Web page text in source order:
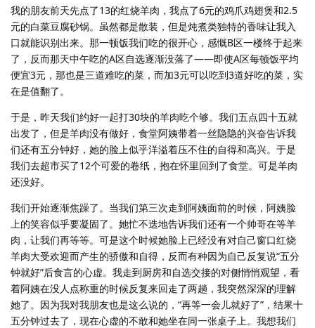
我的朋友前天先点了13的红烧羊肉，我点了6元的鸡爪鸡翅煲和2.5
元的白菜豆腐砂锅。虽然都是散装，但是炖煮类独特的香味让我入
口就能识别出来。那一顿饭我们吃的很开心，感慨B区一楼终于起来
了，反而那天中午吃的A区自选逐渐没落了——即使A区每顿饭平均
便宜3元，那也是三道难吃的菜，而加3元可以吃到3道好吃的菜，实
在是值翻了。
于是，昨天我们约好一起打30块的羊肉吃个够。我们五点四十五就
出发了，但是羊肉没有做好，食堂阿姨带着一丝隐隐的兴奋告诉我
们还有五分钟好，她的脸上似乎洋溢着压不住的自得和高兴。于是
我们去超市买了12个可爱的卷纸，抱在怀里回到了食堂。可是羊肉
还没好。
我们开始逐渐焦躁了。当我们第三次走到阿姨面前的时候，阿姨脸
上的笑容似乎要凝固了。她忙不迭地告诉我们还有一个帅哥在等羊
肉，让我们再等等。可是这个时候她脸上已经没有对自己窗口红烧
羊肉大受欢迎而产生的骄傲和自得，反而有种因为自己反复说“五分
钟就好”后食言的心虚。我走到厨房和自选交接的对侧悄悄观望，看
着阿姨在没人点称重的时候反复来回走了两趟，我突然深深的理解
她了。因为我对我朋友也是这么说的，“再等一会儿就好了”，结果十
五分钟过去了，现在心虚的不敢和她坐在同一张桌子上。我想我们